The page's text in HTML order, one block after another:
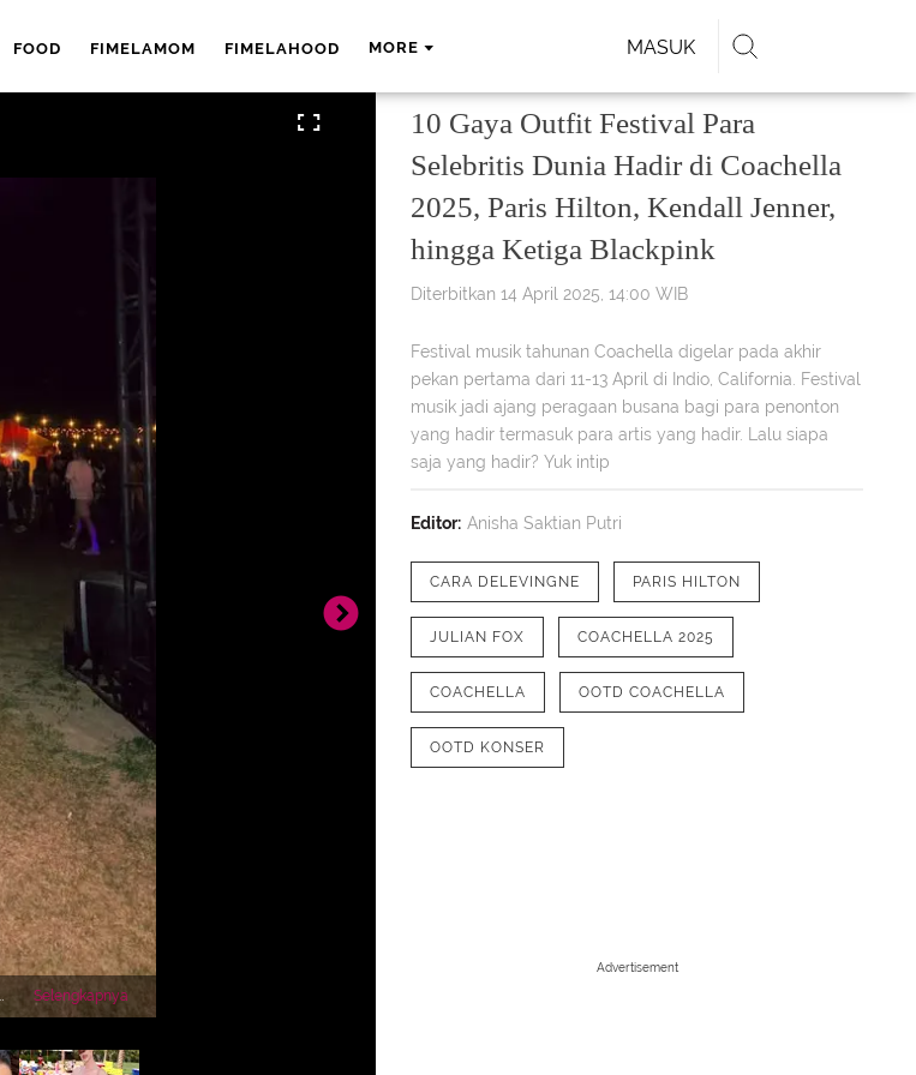
FOOD FIMELAMOM FIMELAHOOD MORE MASUK
Selengkapnya
/10
Cara Delevingne juga hadir, super
10 Gaya Outfit Festival Para
Selebritis Dunia Hadir di Coachella
2025, Paris Hilton, Kendall Jenner,
hingga Ketiga Blackpink
Diterbitkan 14 April 2025, 14:00 WIB
Festival musik tahunan Coachella digelar pada akhir
pekan pertama dari 11-13 April di Indio, California. Festival
musik jadi ajang peragaan busana bagi para penonton
yang hadir termasuk para artis yang hadir. Lalu siapa
saja yang hadir? Yuk intip
Editor: Anisha Saktian Putri
CARA DELEVINGNE PARIS HILTON
JULIAN FOX COACHELLA 2025
COACHELLA OOTD COACHELLA
OOTD KONSER
Advertisement